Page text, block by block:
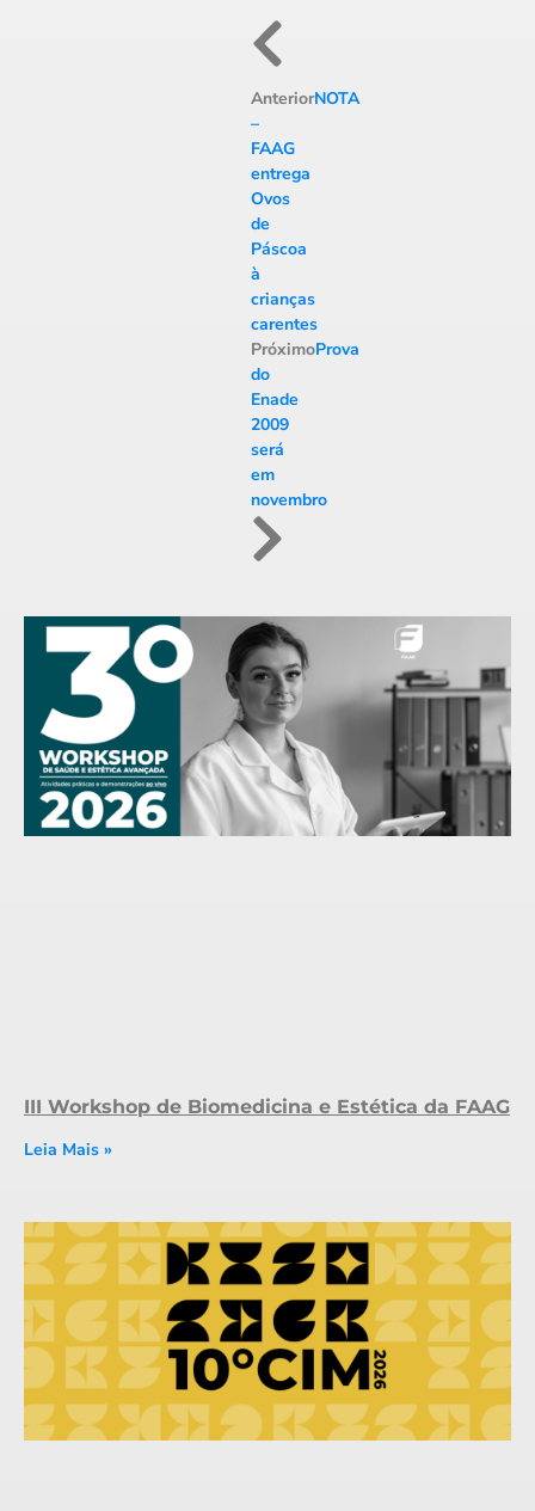
AnteriorNOTA
–
FAAG
entrega
Ovos
de
Páscoa
à
crianças
carentes
PróximoProva
do
Enade
2009
será
em
novembro
III Workshop de Biomedicina e Estética da FAAG
Leia Mais »